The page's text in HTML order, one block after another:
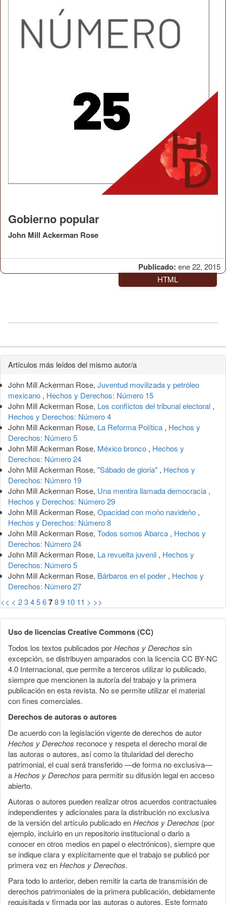
Publicado: ene 22, 2015
Gobierno popular
John Mill Ackerman Rose
HTML
Detalles
del
artículo
Artículos más leídos del mismo autor/a
John Mill Ackerman Rose, Juventud movilizada y petróleo
mexicano , Hechos y Derechos: Número 15
John Mill Ackerman Rose, Los conflictos del tribunal electoral ,
Hechos y Derechos: Número 4
John Mill Ackerman Rose, La Reforma Política , Hechos y
Derechos: Número 5
John Mill Ackerman Rose, México bronco , Hechos y
Derechos: Número 24
John Mill Ackerman Rose, "Sábado de gloria" , Hechos y
Derechos: Número 19
John Mill Ackerman Rose, Una mentira llamada democracia ,
Hechos y Derechos: Número 29
John Mill Ackerman Rose, Opacidad con moño navideño ,
Hechos y Derechos: Número 8
John Mill Ackerman Rose, Todos somos Abarca , Hechos y
Derechos: Número 24
John Mill Ackerman Rose, La revuelta juvenil , Hechos y
Derechos: Número 5
John Mill Ackerman Rose, Bárbaros en el poder , Hechos y
Derechos: Número 27
<< < 23456789 10 11 > >>
Uso de licencias Creative Commons (CC)
Todos los textos publicados porHechos y Derechos sin
excepción, se distribuyen amparados con la licencia CC BY-NC
4.0 Internacional, que permite a terceros utilizar lo publicado,
siempre que mencionen la autoría del trabajo y la primera
publicación en esta revista. No se permite utilizar el material
con fines comerciales.
Derechos de autoras o autores
De acuerdo con la legislación vigente de derechos de autor
Hechos y Derechos reconoce y respeta el derecho moral de
las autoras o autores, así como la titularidad del derecho
patrimonial, el cual será transferido —de forma no exclusiva—
aHechos y Derechos para permitir su difusión legal en acceso
abierto.
Autoras o autores pueden realizar otros acuerdos contractuales
independientes y adicionales para la distribución no exclusiva
de la versión del artículo publicado enHechos y Derechos (por
ejemplo, incluirlo en un repositorio institucional o darlo a
conocer en otros medios en papel o electrónicos), siempre que
se indique clara y explícitamente que el trabajo se publicó por
primera vez enHechos y Derechos.
Para todo lo anterior, deben remitir la carta de transmisión de
derechos patrimoniales de la primera publicación, debidamente
requisitada y firmada por las autoras o autores. Este formato